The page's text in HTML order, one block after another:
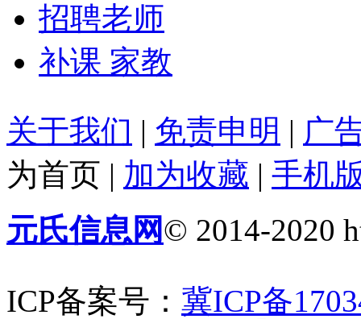
招聘老师
补课 家教
关于我们 | 免责申明 | 广
为首页 | 加为收藏 | 手机
元氏信息网© 2014-2020
ICP备案号： 冀ICP备